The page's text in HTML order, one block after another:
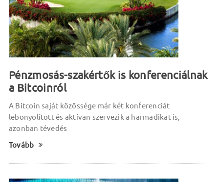
Pénzmosás-szakértők is konferenciálnak
a Bitcoinról
A Bitcoin saját közössége már két konferenciát
lebonyolított és aktívan szervezik a harmadikat is,
azonban tévedés
Tovább